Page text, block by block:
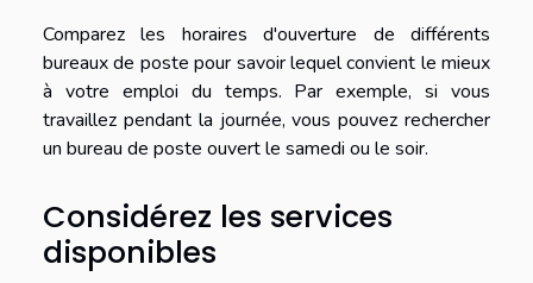
Comparez les horaires d'ouverture de différents
bureaux de poste pour savoir lequel convient le mieux
à votre emploi du temps. Par exemple, si vous
travaillez pendant la journée, vous pouvez rechercher
un bureau de poste ouvert le samedi ou le soir.
Considérez les services
disponibles